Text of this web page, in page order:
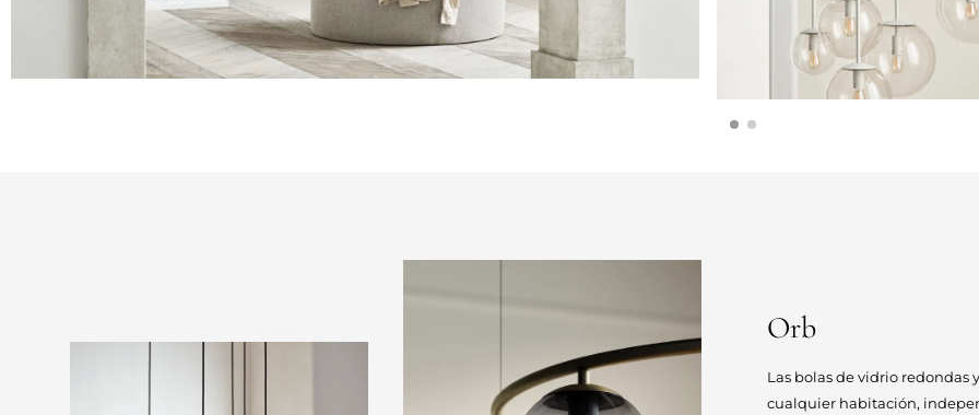
Orb
Las bolas de vidrio
cualquier habitación,